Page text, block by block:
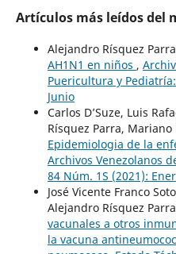
Artículos más leídos del
Alejandro Rísquez
AH1N1 en niños ,
Puericultura y
Junio
Carlos D’Suze, Luis
Rísquez Parra, Mariano
Epidemiologia de la
Archivos Venezolanos
84 Núm. 1S (2021):
José Vicente Franco
Alejandro Rísquez
vacunales a otros
la vacuna